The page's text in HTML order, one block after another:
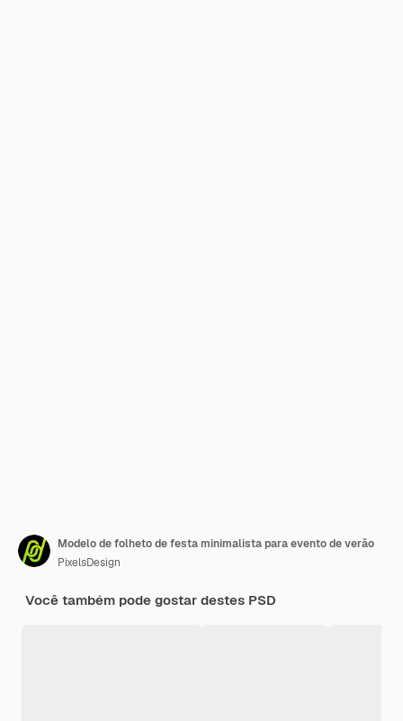
Modelo de folheto de festa minimalista para evento de verão
PixelsDesign
Você também pode gostar destes PSD